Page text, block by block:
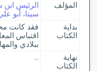
المؤلف
الرئيس ابن
سينا، أبو
بداية
الكتاب
فقد كانت
اقتباس
ببلادي
نهاية
الكتاب
...